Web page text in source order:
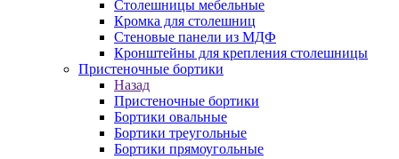
Столешницы мебельные
Кромка для столешниц
Стеновые панели из МДФ
Кронштейны для крепления столешницы
Пристеночные бортики
Назад
Пристеночные бортики
Бортики овальные
Бортики треугольные
Бортики прямоугольные